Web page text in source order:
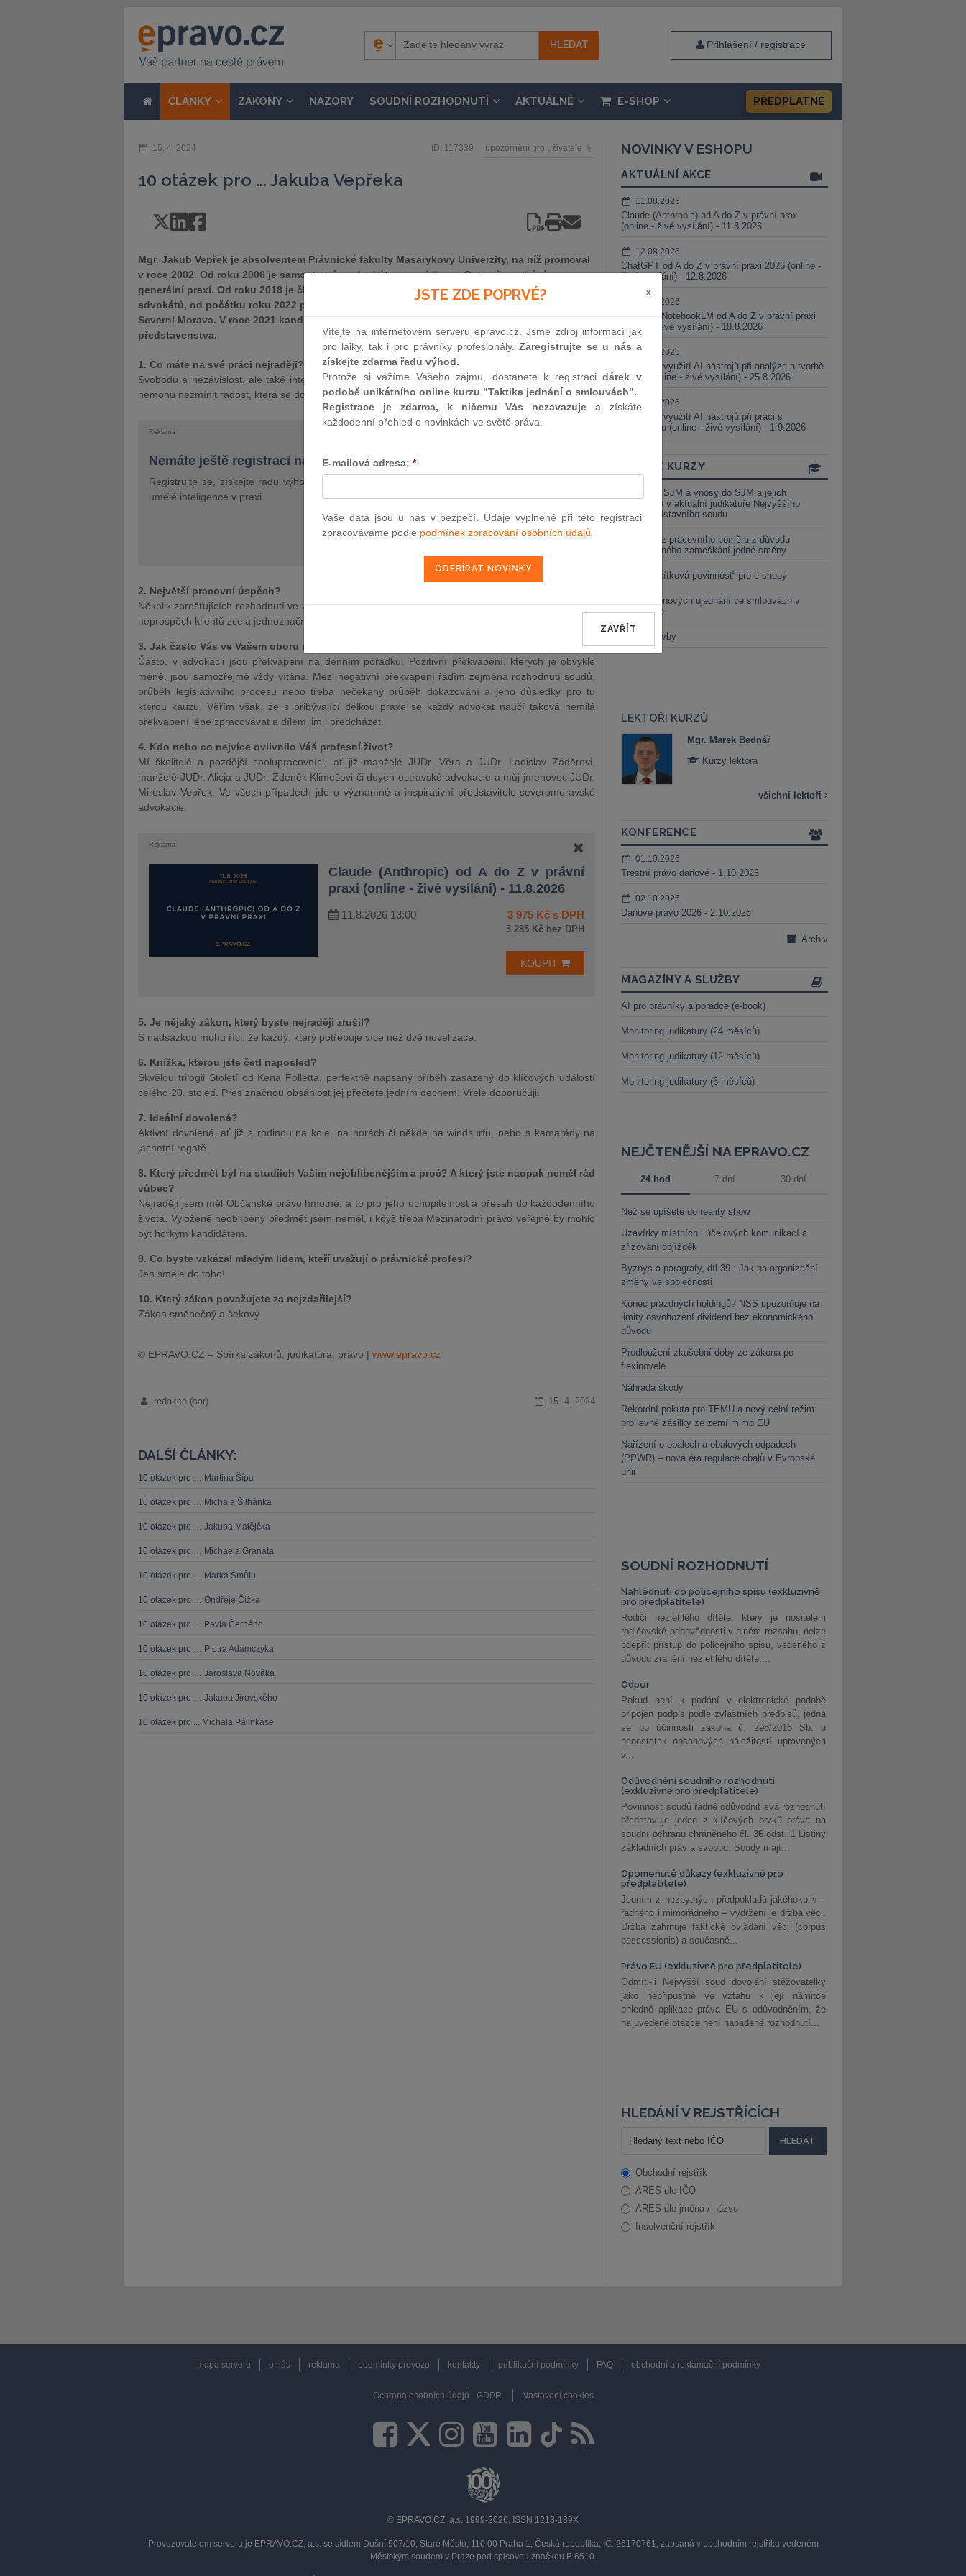
Přihlášení / registrace
ČLÁNKY ZÁKONY NÁZORY SOUDNÍ ROZHODNUTÍ AKTUÁLNĚ E-SHOP PŘEDPLATNÉ
15. 4. 2024 ID: 117339 upozornění pro uživatele
10 otázek pro ... Jakuba Vepřeka
Mgr. Jakub Vepřek je absolventem Právnické fakulty Masarykovy Univerzity, na níž promoval
v roce 2002. Od roku 2006 je samostatným advokátem se sídlem v Ostravě a zabývá se
generální praxí. Od roku 2018 je členem Výboru pro odbornou pomoc a ochranu zájmů
advokátů, od počátku roku 2022 pak i zástupcem regionálního představitele ČAK pro region
Severní Morava. V roce 2021 kandidoval do představenstva ČAK, a to na návrh
představenstva.
1. Co máte na své práci nejraději?
Svobodu a nezávislost, ale také intelektuální výzvy, které výkon advokacie přináší. Rozhodně však
nemohu nezmínit radost, která se dostaví, když se sem tam něco opravdu povede.
Reklama
Nemáte ještě registraci na epravo.cz?
Registrujte se, získejte řadu výhod a jako dárek Vám zašleme aktuální online kurz na využití
umělé inteligence v praxi.
REGISTROVAT ZDE
2. Největší pracovní úspěch?
Několik zprošťujících rozhodnutí ve věcech pro život klientů velmi zásadních a z pohledu obžaloby v
neprospěch klientů zcela jednoznačných.
3. Jak často Vás ve Vašem oboru něco překvapí?
Často, v advokacii jsou překvapení na denním pořádku. Pozitivní překvapení, kterých je obvykle
méně, jsou samozřejmě vždy vítána. Mezi negativní překvapení řadím zejména rozhodnutí soudů,
průběh legislativního procesu nebo třeba nečekaný průběh dokazování a jeho důsledky pro tu
kterou kauzu. Věřím však, že s přibývající délkou praxe se každý advokát naučí taková nemilá
překvapení lépe zpracovávat a dílem jim i předcházet.
4. Kdo nebo co nejvíce ovlivnilo Váš profesní život?
Mí školitelé a pozdější spolupracovníci, ať již manželé JUDr. Věra a JUDr. Ladislav Záděrovi,
manželé JUDr. Alicja a JUDr. Zdeněk Klimešovi či doyen ostravské advokacie a můj jmenovec JUDr.
Miroslav Vepřek. Ve všech případech jde o významné a inspirativní představitele severomoravské
advokacie.
Reklama
Claude (Anthropic) od A do Z v právní
praxi (online - živé vysílání) - 11.8.2026
11.8.2026 13:00 3 975 Kč s DPH
3 285 Kč bez DPH
KOUPIT
5. Je nějaký zákon, který byste nejraději zrušil?
S nadsázkou mohu říci, že každý, který potřebuje více než dvě novelizace.
6. Knížka, kterou jste četl naposled?
Skvělou trilogii Století od Kena Folletta, perfektně napsaný příběh zasazený do klíčových událostí
celého 20. století. Přes značnou obsáhlost jej přečtete jedním dechem. Vřele doporučuji.
7. Ideální dovolená?
Aktivní dovolená, ať již s rodinou na kole, na horách či někde na windsurfu, nebo s kamarády na
jachetní regatě.
8. Který předmět byl na studiích Vaším nejoblíbenějším a proč? A který jste naopak neměl rád
vůbec?
Nejraději jsem měl Občanské právo hmotné, a to pro jeho uchopitelnost a přesah do každodenního
života. Vyloženě neoblíbený předmět jsem neměl, i když třeba Mezinárodní právo veřejné by mohlo
být horkým kandidátem.
9. Co byste vzkázal mladým lidem, kteří uvažují o právnické profesi?
Jen směle do toho!
10. Který zákon považujete za nejzdařilejší?
Zákon směnečný a šekový.
© EPRAVO.CZ – Sbírka zákonů, judikatura, právo | www.epravo.cz
redakce (sar) 15. 4. 2024
DALŠÍ ČLÁNKY:
10 otázek pro … Martina Šípa
10 otázek pro … Michala Šilhánka
10 otázek pro … Jakuba Matějčka
10 otázek pro … Michaela Granáta
10 otázek pro … Marka Šmůlu
10 otázek pro … Ondřeje Čížka
10 otázek pro … Pavla Černého
10 otázek pro … Piotra Adamczyka
10 otázek pro … Jaroslava Nováka
10 otázek pro … Jakuba Jirovského
10 otázek pro ... Michala Pálinkáse
NOVINKY V ESHOPU
AKTUÁLNÍ AKCE
11.08.2026
Claude (Anthropic) od A do Z v právní praxi
(online - živé vysílání) - 11.8.2026
12.08.2026
ChatGPT od A do Z v právní praxi 2026 (online -
živé vysílání) - 12.8.2026
18.08.2026
Gemini a NotebookLM od A do Z v právní praxi
(online - živé vysílání) - 18.8.2026
25.08.2026
Praktické využití AI nástrojů při analýze a tvorbě
smluv (online - živé vysílání) - 25.8.2026
01.09.2026
Praktické využití AI nástrojů při práci s
judikaturou (online - živé vysílání) - 1.9.2026
ONLINE KURZY
Vnosy ze SJM a vnosy do SJM a jejich
valorizace v aktuální judikatuře Nejvyššího
soudu a Ústavního soudu
Výpověď z pracovního poměru z důvodu
neomluveného zameškání jedné směny
Nová „tlačítková povinnost“ pro e-shopy
Změna cenových ujednání ve smlouvách v
energetice
Černé stavby
LEKTOŘI KURZŮ
JUDr. Tomáš Sokol
Kurzy lektora
Kurzy lektora
Mgr. Marek Bednář
Kurzy lektora
všichni lektoři
KONFERENCE
01.10.2026
Trestní právo daňové - 1.10.2026
02.10.2026
Daňové právo 2026 - 2.10.2026
Archiv
MAGAZÍNY A SLUŽBY
AI pro právníky a poradce (e-book)
Monitoring judikatury (24 měsíců)
Monitoring judikatury (12 měsíců)
Monitoring judikatury (6 měsíců)
NEJČTENĚJŠÍ NA EPRAVO.CZ
24 hod 7 dní 30 dní
Než se upíšete do reality show
Uzavírky místních i účelových komunikací a
zřizování objížděk
Byznys a paragrafy, díl 39.: Jak na organizační
změny ve společnosti
Konec prázdných holdingů? NSS upozorňuje na
limity osvobození dividend bez ekonomického
důvodu
Prodloužení zkušební doby ze zákona po
flexinovele
Náhrada škody
Rekordní pokuta pro TEMU a nový celní režim
pro levné zásilky ze zemí mimo EU
Nařízení o obalech a obalových odpadech
(PPWR) – nová éra regulace obalů v Evropské
unii
SOUDNÍ ROZHODNUTÍ
Nahlédnutí do policejního spisu (exkluzivně
pro předplatitele)
Rodiči nezletilého dítěte, který je nositelem
rodičovské odpovědnosti v plném rozsahu, nelze
odepřít přístup do policejního spisu, vedeného z
důvodu zranění nezletilého dítěte,...
Odpor
Pokud není k podání v elektronické podobě
připojen podpis podle zvláštních předpisů, jedná
se po účinnosti zákona č. 298/2016 Sb. o
nedostatek obsahových náležitostí upravených
v...
Odůvodnění soudního rozhodnutí
(exkluzivně pro předplatitele)
Povinnost soudů řádně odůvodnit svá rozhodnutí
představuje jeden z klíčových prvků práva na
soudní ochranu chráněného čl. 36 odst. 1 Listiny
základních práv a svobod. Soudy mají...
Opomenuté důkazy (exkluzivně pro
předplatitele)
Jedním z nezbytných předpokladů jakéhokoliv –
řádného i mimořádného – vydržení je držba věci.
Držba zahrnuje faktické ovládání věci (corpus
possessionis) a současně...
Právo EU (exkluzivně pro předplatitele)
Odmítl-li Nejvyšší soud dovolání stěžovatelky
jako nepřípustné ve vztahu k její námitce
ohledně aplikace práva EU s odůvodněním, že
na uvedené otázce není napadené rozhodnutí...
HLEDÁNÍ V REJSTŘÍCÍCH
Obchodní rejstřík
ARES dle IČO
ARES dle jména / názvu
Insolvenční rejstřík
mapa serveru o nás reklama podmínky provozu kontakty publikační podmínky FAQ obchodní a reklamační podmínky
Ochrana osobních údajů - GDPR Nastavení cookies
© EPRAVO.CZ, a.s. 1999-2026, ISSN 1213-189X
Provozovatelem serveru je EPRAVO.CZ, a.s. se sídlem Dušní 907/10, Staré Město, 110 00 Praha 1, Česká republika, IČ: 26170761, zapsaná v obchodním rejstříku vedeném
Městským soudem v Praze pod spisovou značkou B 6510.
JSTE ZDE POPRVÉ? x
Vítejte na internetovém serveru epravo.cz. Jsme zdroj informací jak
pro laiky, tak i pro právníky profesionály.Zaregistrujte se u nás a
získejte zdarma řadu výhod.
Protože si vážíme Vašeho zájmu, dostanete k registracidárek v
podobě unikátního online kurzu "Taktika jednání o smlouvách".
Registrace je zdarma, k ničemu Vás nezavazuje a získáte
každodenní přehled o novinkách ve světě práva.
E-mailová adresa: *
Vaše data jsou u nás v bezpečí. Údaje vyplněné při této registraci
zpracováváme podle podmínek zpracování osobních údajů
ZAVŘÍT